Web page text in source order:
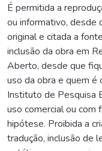
É permitida a
ou informativo, desde
original e citada a
inclusão da obra em
Aberto, desde que
uso da obra e quem
Instituto de Pesquisa
uso comercial ou com
hipótese. Proibida a
tradução, inclusão de